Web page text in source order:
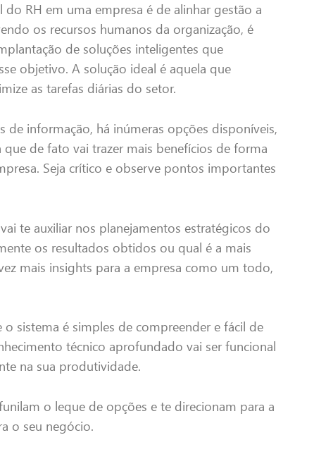
RH em uma empresa é de alinhar gestão a
os recursos humanos da organização, é
de soluções inteligentes que
objetivo. A solução ideal é aquela que
as tarefas diárias do setor.
de informação, há inúmeras opções disponíveis,
que de fato vai trazer mais benefícios de forma
Seja crítico e observe pontos importantes
te auxiliar nos planejamentos estratégicos do
os resultados obtidos ou qual é a mais
mais insights para a empresa como um todo,
sistema é simples de compreender e fácil de
técnico aprofundado vai ser funcional
na sua produtividade.
o leque de opções e te direcionam para a
o seu negócio.